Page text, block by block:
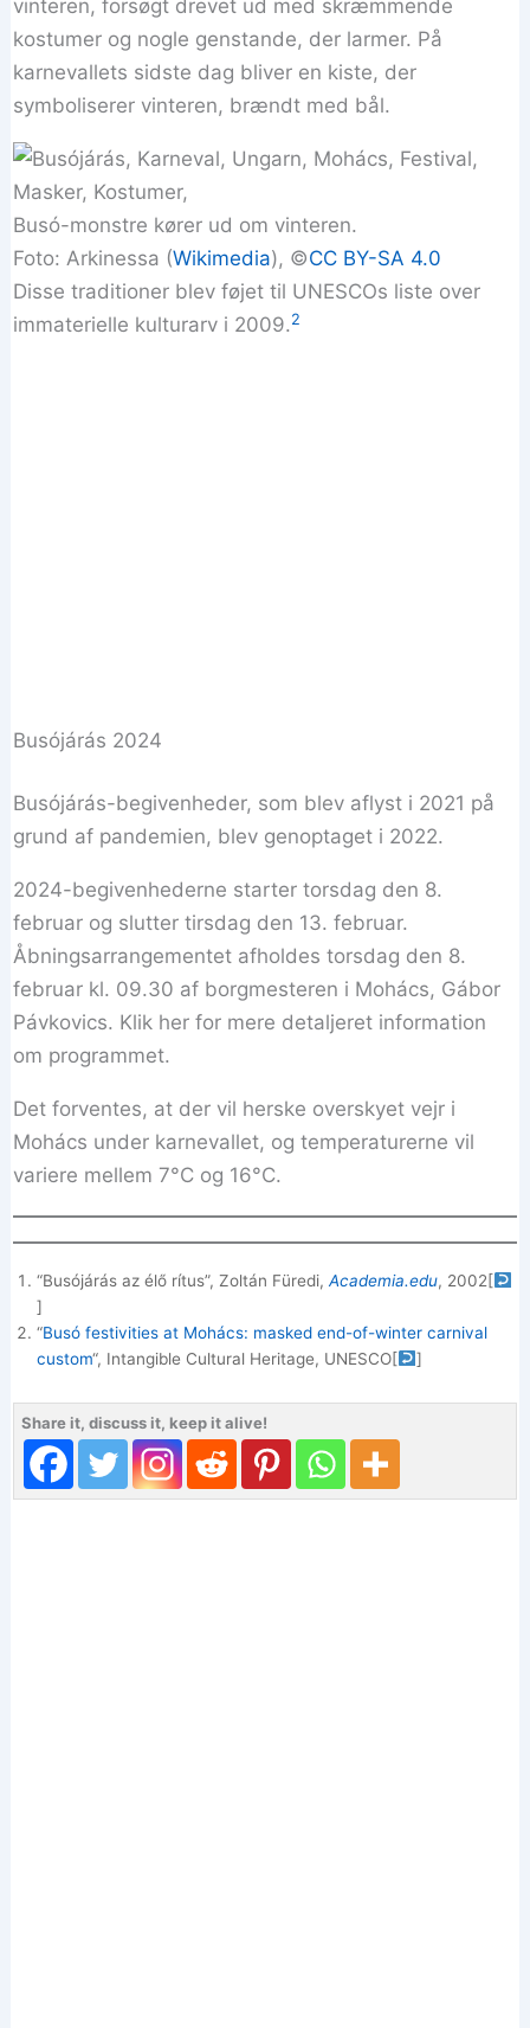
vinteren, forsøgt drevet ud med skræmmende
kostumer og nogle genstande, der larmer. På
karnevallets sidste dag bliver en kiste, der
symboliserer vinteren, brændt med bål.
Busó-monstre kører ud om vinteren.
Foto: Arkinessa (Wikimedia), ©CC BY-SA 4.0
Disse traditioner blev føjet til UNESCOs liste over
immaterielle kulturarv i 2009.2
Busójárás 2024
Busójárás-begivenheder, som blev aflyst i 2021 på
grund af pandemien, blev genoptaget i 2022.
2024-begivenhederne starter torsdag den 8.
februar og slutter tirsdag den 13. februar.
Åbningsarrangementet afholdes torsdag den 8.
februar kl. 09.30 af borgmesteren i Mohács, Gábor
Pávkovics. Klik her for mere detaljeret information
om programmet.
Det forventes, at der vil herske overskyet vejr i
Mohács under karnevallet, og temperaturerne vil
variere mellem 7°C og 16°C.
“Busójárás az élő rítus”, Zoltán Füredi,Academia.edu, 2002[
]
“Busó festivities at Mohács: masked end-of-winter carnival
custom“, Intangible Cultural Heritage, UNESCO[ ]
Share it, discuss it, keep it alive!